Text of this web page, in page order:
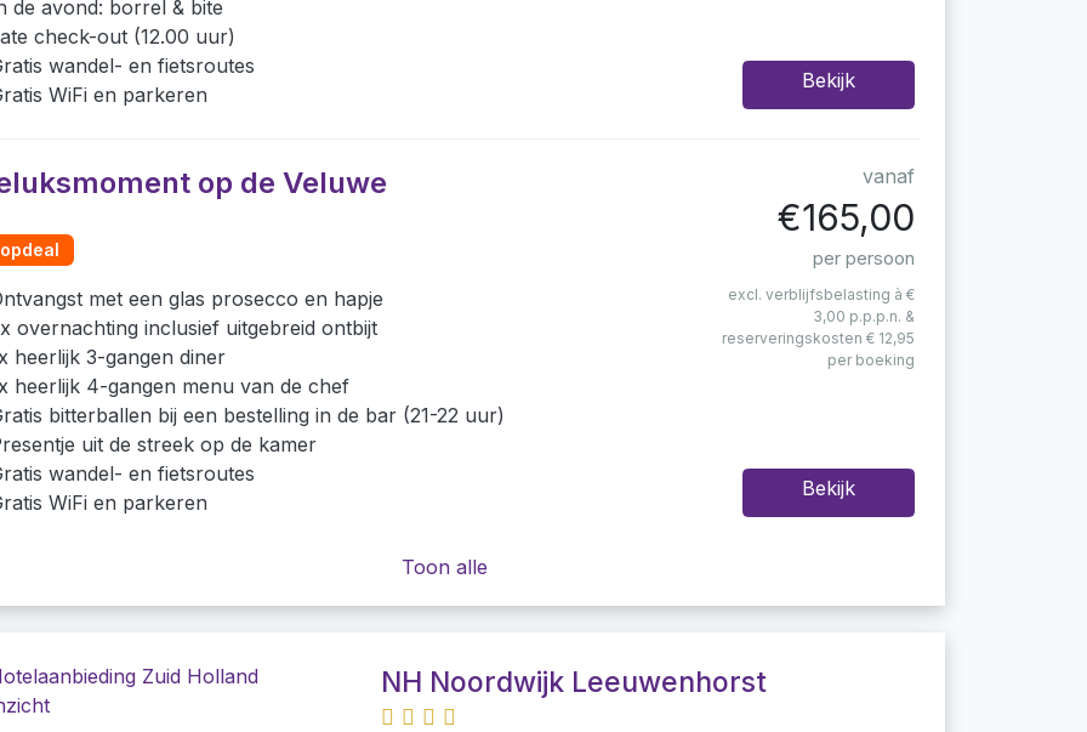
de avond: borrel & bite
check-out (12.00 uur)
wandel- en fietsroutes
WiFi en parkeren
Bekijk
op de Veluwe vanaf
€165,00
per persoon
met een glas prosecco en hapje
overnachting inclusief uitgebreid ontbijt
heerlijk 3-gangen diner
heerlijk 4-gangen menu van de chef
bitterballen bij een bestelling in de bar (21-22 uur)
uit de streek op de kamer
wandel- en fietsroutes
WiFi en parkeren
excl. verblijfsbelasting à €
3,00 p.p.p.n. &
reserveringskosten € 12,95
per boeking
Bekijk
Toon alle
NH Noordwijk Leeuwenhorst